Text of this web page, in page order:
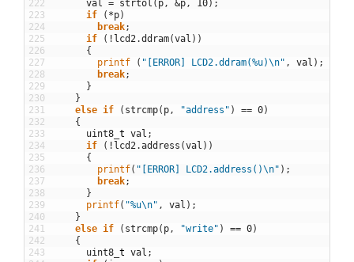
222
223
224
225
226
227
228
229
230
231
232
233
234
235
236
237
238
239
240
241
242
243
val = strtol ( p, &p, 10) ;
if
( *p)
break;
if
( ! lcd2.ddram(val ) )
{
printf
( "[ERROR] LCD2.ddram(%u)\n" , val ) ;
break;
}
}
else if ( strcmp( p, "address" ) == 0)
{
uint8 t val ;
if
( ! lcd2.address (val ) )
{
printf( "[ERROR] LCD2.address()\n" ) ;
break;
}
printf( "%u\n" , val ) ;
}
else if ( strcmp( p, "write" ) == 0)
{
uint8 t val ;